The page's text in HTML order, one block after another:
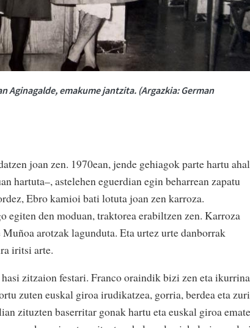
Aginagalde, emakume jantzita. (Argazkia: German
joan zen. 1970ean, jende gehiagok parte hartu ahal
hartuta–, astelehen eguerdian egin beharrean zapatu
Ebro kamioi bati lotuta joan zen karroza.
egiten den moduan, traktorea erabiltzen zen. Karroza
arotzak lagunduta. Eta urtez urte danborrak
iritsi arte.
zitzaion festari. Franco oraindik bizi zen eta ikurrina
zuten euskal giroa irudikatzea, gorria, berdea eta
zituzten baserritar gonak hartu eta euskal giroa